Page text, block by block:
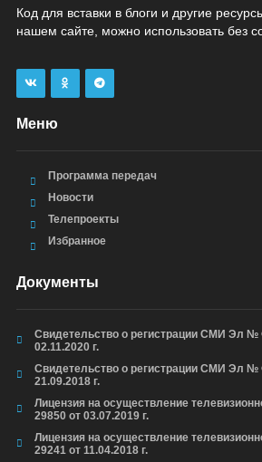
Код для вставки в блоги и другие
нашем сайте, можно использовать без
Меню
Программа передач
Новости
Телепроекты
Избранное
Документы
Свидетельство о регистрации СМИ Эл №
02.11.2020 г.
Свидетельство о регистрации СМИ Эл №
21.09.2018 г.
Лицензия на осуществление
29850 от 03.07.2019 г.
Лицензия на осуществление
29241 от 11.04.2018 г.